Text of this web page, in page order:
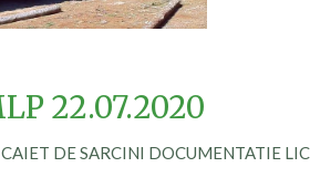
22.07.2020
DE SARCINI DOCUMENTATIE